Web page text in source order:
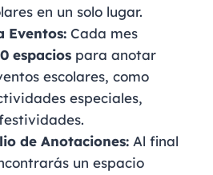
en un solo lugar.
Eventos: Cada mes
espacios para anotar
escolares, como
especiales,
de Anotaciones: Al final
un espacio